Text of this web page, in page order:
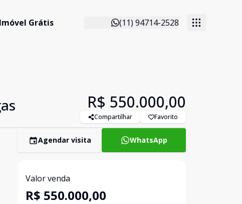
Grátis (11) 94714-2528
R$ 550.000,00
Compartilhar Favorito
Agendar visita WhatsApp
Valor venda
R$ 550.000,00